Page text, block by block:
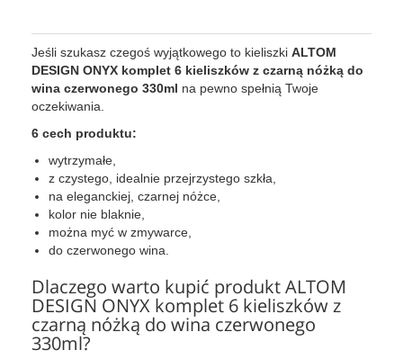
Jeśli szukasz czegoś wyjątkowego to kieliszki ALTOM
DESIGN ONYX komplet 6 kieliszków z czarną nóżką do
wina czerwonego 330ml na pewno spełnią Twoje
oczekiwania.
6 cech produktu:
wytrzymałe,
z czystego, idealnie przejrzystego szkła,
na eleganckiej, czarnej nóżce,
kolor nie blaknie,
można myć w zmywarce,
do czerwonego wina.
Dlaczego warto kupić produkt ALTOM
DESIGN ONYX komplet 6 kieliszków z
czarną nóżką do wina czerwonego
330ml?